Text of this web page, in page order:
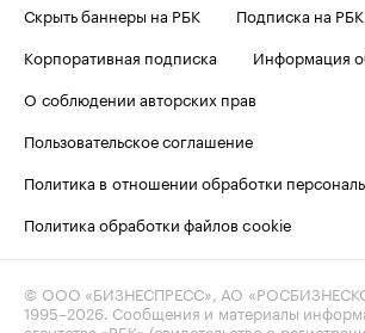
Скрыть баннеры на РБК
Подписка на РБК
Корпоративная подписка
Информация
О соблюдении авторских прав
Пользовательское соглашение
Политика в отношении обработки
Политика обработки файлов cookie
© ООО «БИЗНЕСПРЕСС», АО
1995–2026 . Сообщения и материалы